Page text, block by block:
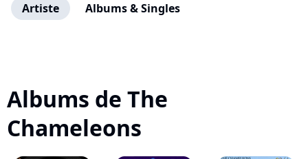
Artiste Albums & Singles
Albums de The
Chameleons